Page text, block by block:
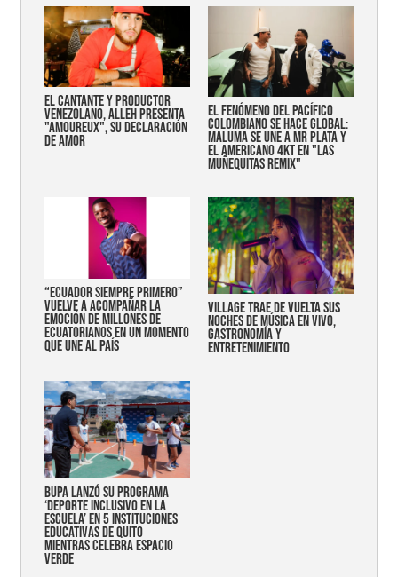
EL CANTANTE Y PRODUCTOR
VENEZOLANO, ALLEH PRESENTA
"AMOUREUX", SU DECLARACIÓN
DE AMOR
EL FENÓMENO DEL PACÍFICO
COLOMBIANO SE HACE GLOBAL:
MALUMA SE UNE A MR PLATA Y
EL AMERICANO 4KT EN "LAS
MUÑEQUITAS REMIX"
“Ecuador siempre primero”
vuelve a acompañar la
emoción de millones de
ecuatorianos en un momento
que une al país
Village trae de vuelta sus
noches de música en vivo,
gastronomía y
entretenimiento
Bupa lanzó su programa
‘Deporte Inclusivo en la
Escuela’ en 5 instituciones
educativas de Quito
mientras celebra espacio
verde